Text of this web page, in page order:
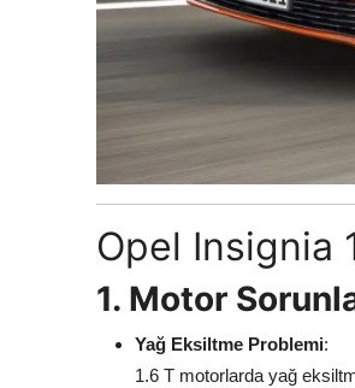
Opel Insignia
1. Motor
Yağ Eksiltme Problemi:
1.6 T motorlarda yağ